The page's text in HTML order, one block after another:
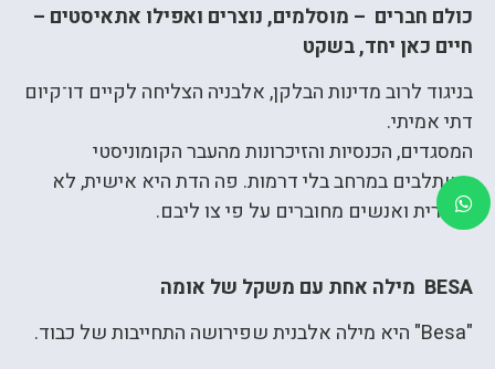
כולם חברים – מוסלמים, נוצרים ואפילו אתאיסטים –
חיים כאן יחד, בשקט
בניגוד לרוב מדינות הבלקן, אלבניה הצליחה לקיים דו־קיום
דתי אמיתי.
המסגדים, הכנסיות והזיכרונות מהעבר הקומוניסטי
משתלבים במרחב בלי דרמות. פה הדת היא אישית, לא
ציבורית ואנשים מחוברים על פי צו ליבם.
BESA מילה אחת עם משקל של אומה
"Besa" היא מילה אלבנית שפירושה התחייבות של כבוד.